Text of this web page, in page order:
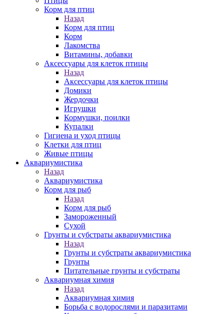
Корм для птиц
Назад
Корм для птиц
Корм
Лакомства
Витамины, добавки
Аксессуары для клеток птицы
Назад
Аксессуары для клеток птицы
Домики
Жердочки
Игрушки
Кормушки, поилки
Купалки
Гигиена и уход птицы
Клетки для птиц
Живые птицы
Аквариумистика
Назад
Аквариумистика
Корм для рыб
Назад
Корм для рыб
Замороженный
Сухой
Грунты и субстраты аквариумистика
Назад
Грунты и субстраты аквариумистика
Грунты
Питательные грунты и субстраты
Аквариумная химия
Назад
Аквариумная химия
Борьба с водорослями и паразитами